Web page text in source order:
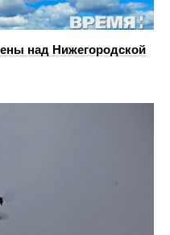
над Нижегородской